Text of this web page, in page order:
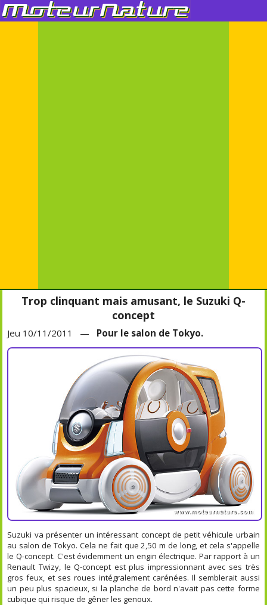
Trop clinquant mais amusant, le Suzuki Q-
concept
Jeu 10/11/2011 — Pour le salon de Tokyo.
Suzuki va présenter un intéressant concept de petit véhicule urbain
au salon de Tokyo. Cela ne fait que 2,50 m de long, et cela s'appelle
le Q-concept. C'est évidemment un engin électrique. Par rapport à un
Renault Twizy, le Q-concept est plus impressionnant avec ses très
gros feux, et ses roues intégralement carénées. Il semblerait aussi
un peu plus spacieux, si la planche de bord n'avait pas cette forme
cubique qui risque de gêner les genoux.